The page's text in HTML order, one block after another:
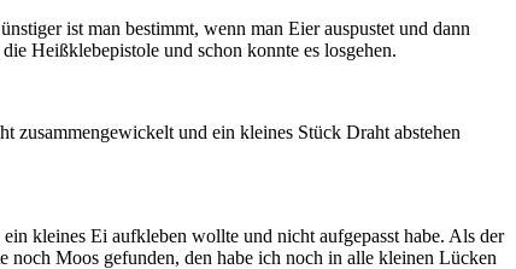
ist man bestimmt, wenn man Eier auspustet und dann
Heißklebepistole und schon konnte es losgehen.
und ein kleines Stück Draht abstehen
kleines Ei aufkleben wollte und nicht aufgepasst habe. Als der
Moos gefunden, den habe ich noch in alle kleinen Lücken